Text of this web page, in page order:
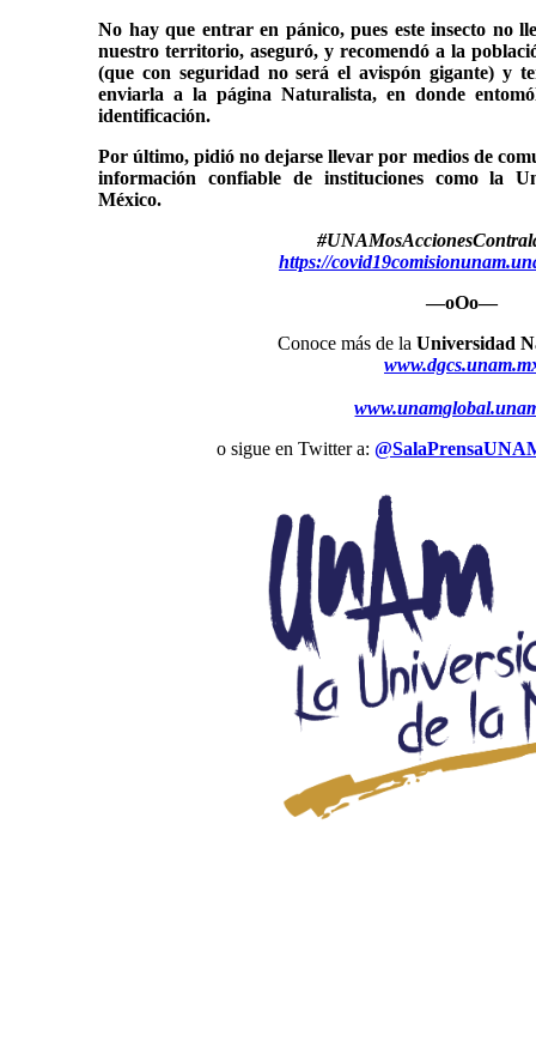
No hay que entrar en pánico, pues este insecto no
nuestro territorio, aseguró, y recomendó a la
(que con seguridad no será el avispón gigante) y
enviarla a la página Naturalista, en donde
identificación.
Por último, pidió no dejarse llevar por medios de
información confiable de instituciones como la
México.
https://
—oOo—
Conoce más de la Universidad
o sigue en Twitter a: